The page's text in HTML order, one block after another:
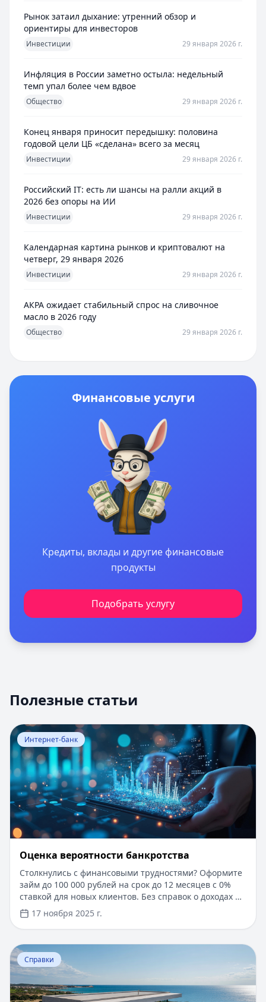
Рынок затаил дыхание: утренний обзор и
ориентиры для инвесторов
Инвестиции 29 января 2026 г.
Инфляция в России заметно остыла: недельный
темп упал более чем вдвое
Общество 29 января 2026 г.
Конец января приносит передышку: половина
годовой цели ЦБ «сделана» всего за месяц
Инвестиции 29 января 2026 г.
Российский IT: есть ли шансы на ралли акций в
2026 без опоры на ИИ
Инвестиции 29 января 2026 г.
Календарная картина рынков и криптовалют на
четверг, 29 января 2026
Инвестиции 29 января 2026 г.
АКРА ожидает стабильный спрос на сливочное
масло в 2026 году
Общество 29 января 2026 г.
Финансовые услуги
Кредиты, вклады и другие финансовые
продукты
Подобрать услугу
Полезные статьи
Перейти к статье:Оценка вероятности банкротства
Интернет-банк
Оценка вероятности банкротства
Столкнулись с финансовыми трудностями? Оформите
займ до 100 000 рублей на срок до 12 месяцев с 0%
ставкой для новых клиентов. Без справок о доходах и
документов — решение за 5 минут. Получите деньги
быстро и прозрачно через проверенные сервисы.
17 ноября 2025 г.
Перейти к статье:
Справки